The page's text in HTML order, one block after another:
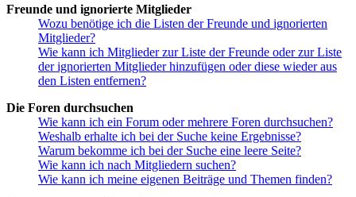
Freunde und ignorierte Mitglieder
Wozu benötige ich die Listen der Freunde und ignorierten
Mitglieder?
Wie kann ich Mitglieder zur Liste der Freunde oder zur Liste
der ignorierten Mitglieder hinzufügen oder diese wieder aus
den Listen entfernen?
Die Foren durchsuchen
Wie kann ich ein Forum oder mehrere Foren durchsuchen?
Weshalb erhalte ich bei der Suche keine Ergebnisse?
Warum bekomme ich bei der Suche eine leere Seite?
Wie kann ich nach Mitgliedern suchen?
Wie kann ich meine eigenen Beiträge und Themen finden?